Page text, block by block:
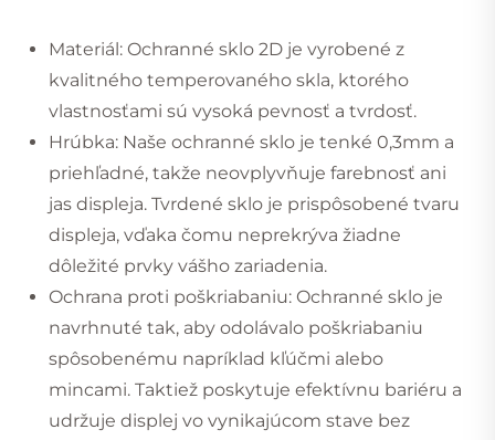
Materiál: Ochranné sklo 2D je vyrobené z
kvalitného temperovaného skla, ktorého
vlastnosťami sú vysoká pevnosť a tvrdosť.
Hrúbka: Naše ochranné sklo je tenké 0,3mm a
priehľadné, takže neovplyvňuje farebnosť ani
jas displeja. Tvrdené sklo je prispôsobené tvaru
displeja, vďaka čomu neprekrýva žiadne
dôležité prvky vášho zariadenia.
Ochrana proti poškriabaniu: Ochranné sklo je
navrhnuté tak, aby odolávalo poškriabaniu
spôsobenému napríklad kľúčmi alebo
mincami. Taktiež poskytuje efektívnu bariéru a
udržuje displej vo vynikajúcom stave bez